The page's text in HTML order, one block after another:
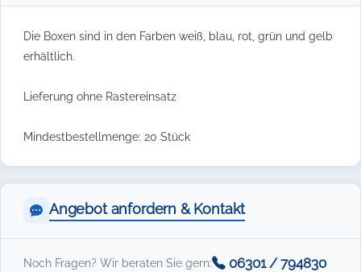
Die Boxen sind in den Farben weiß, blau, rot, grün und gelb
erhältlich.
Lieferung ohne Rastereinsatz
Mindestbestellmenge: 20 Stück
Angebot anfordern & Kontakt
Noch Fragen? Wir beraten Sie gern: 06301 / 794830